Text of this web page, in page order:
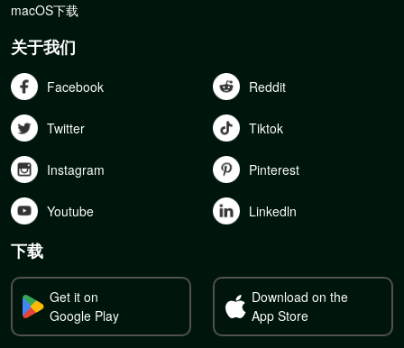
macOS下载
关于我们
Facebook Reddit
Twitter Tiktok
Instagram Pinterest
Youtube Linkedln
下载
Get it on
Google Play
Download on the
App Store